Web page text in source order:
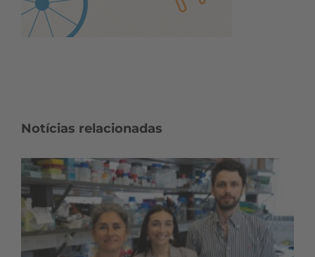
Notícias relacionadas